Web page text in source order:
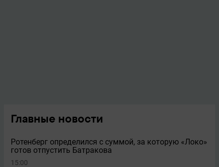
Главные новости
Ротенберг определился с суммой, за которую «Локо»
готов отпустить Батракова
15:00